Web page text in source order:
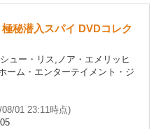
秘潜入スパイ DVDコレク
ュー・リス,ノア・エメリッヒ
ーム・エンターテイメント・ジ
08/01 23:11時点)